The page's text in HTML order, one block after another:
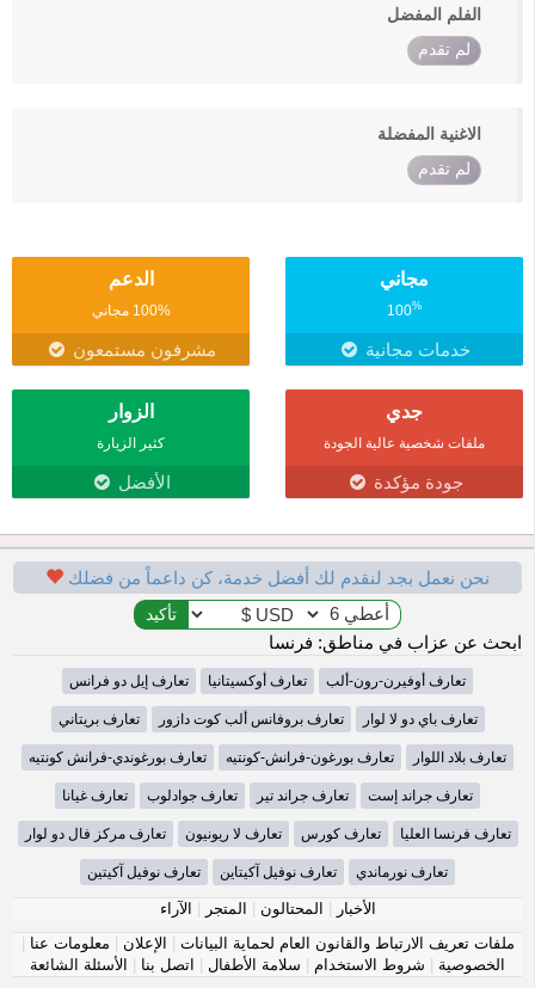
الفلم المفضل
لم تقدم
الاغنية المفضلة
لم تقدم
مجاني
100%
خدمات مجانية
الدعم
100% مجاني
مشرفون مستمعون
جدي
ملفات شخصية عالية الجودة
جودة مؤكدة
الزوار
كثير الزيارة
الأفضل
نحن نعمل بجد لنقدم لك أفضل خدمة، كن داعماً من فضلك
ابحث عن عزاب في مناطق: فرنسا
تعارف أوفيرن-رون-ألب تعارف أوكسيتانيا تعارف إيل دو فرانس
تعارف باي دو لا لوار تعارف بروفانس ألب كوت دازور تعارف بريتاني
تعارف بلاد اللوار تعارف بورغون-فرانش-كونتيه تعارف بورغوندي-فرانش كونتيه
تعارف جراند إست تعارف جراند تير تعارف جوادلوب تعارف غيانا
تعارف فرنسا العليا تعارف كورس تعارف لا ريونيون تعارف مركز فال دو لوار
تعارف نورماندي تعارف نوفيل آكيتاين تعارف نوفيل آكيتين
الأخبار | المحتالون | المتجر | الآراء
ملفات تعريف الارتباط والقانون العام لحماية البيانات | الإعلان | معلومات عنا |
الخصوصية | شروط الاستخدام | سلامة الأطفال | اتصل بنا | الأسئلة الشائعة